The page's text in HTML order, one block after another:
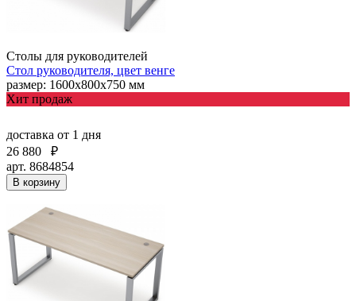
Столы для руководителей
Стол руководителя, цвет венге
размер: 1600х800х750 мм
Хит продаж
доставка от 1 дня
26 880
₽
арт. 8684854
В корзину